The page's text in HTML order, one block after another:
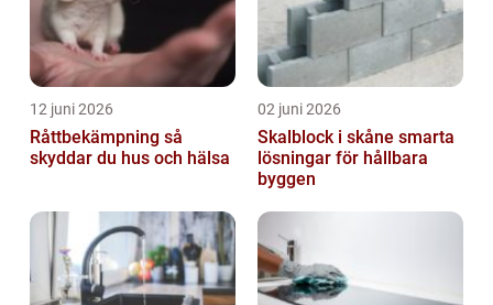
12 juni 2026
Råttbekämpning så
skyddar du hus och hälsa
02 juni 2026
Skalblock i skåne smarta
lösningar för hållbara
byggen